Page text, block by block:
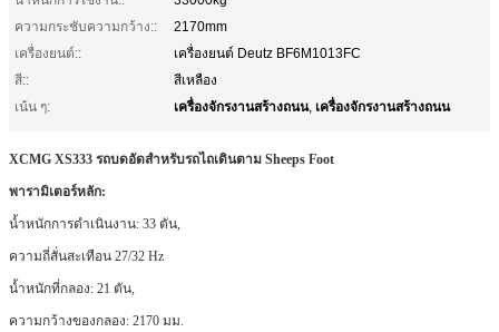
ความกระชับความกว้าง::
2170mm
เครื่องยนต์::
เครื่องยนต์ Deutz BF6M1013FC
สี::
สีเหลือง
เน้น ๆ:
เครื่องจักรงานสร้างถนน, เครื่องจักรงานสร้างถนน
XCMG XS333 รถบดอัดสำหรับรถไถเดินตาม Sheeps Foot
พารามิเตอร์หลัก:
น้ำหนักการดำเนินงาน: 33 ตัน,
ความถี่สั่นสะเทือน 27/32 Hz
น้ำหนักที่กลอง: 21 ตัน,
ความกว้างของกลอง: 2170 มม.